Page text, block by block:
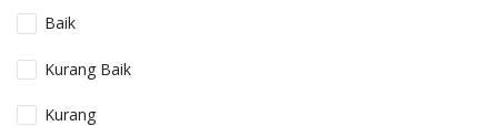
Baik
Kurang Baik
Kurang